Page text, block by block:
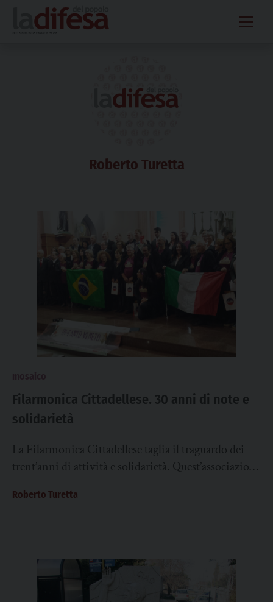
content
Roberto Turetta
Filarmonica Cittadellese. 30 anni di note e
solidarietà
La Filarmonica Cittadellese taglia il traguardo dei
trent’anni di attività e solidarietà. Quest’associazione
Roberto Turetta